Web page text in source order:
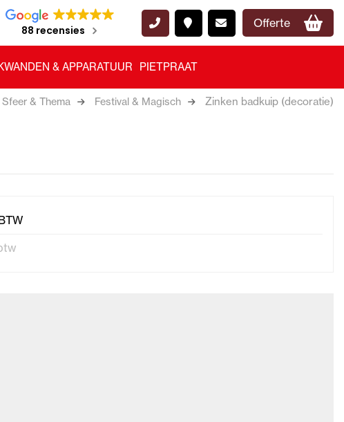
88 recensies
Offerte
& APPARATUUR PIETPRAAT
Sfeer & Thema Festival & Magisch Zinken badkuip (decoratie)